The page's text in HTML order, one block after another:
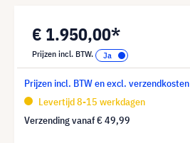
€ 1.950,00*
Prijzen incl. BTW.
Prijzen incl. BTW en excl. verzendkosten
Levertijd 8-15 werkdagen
Verzending vanaf€ 49,99